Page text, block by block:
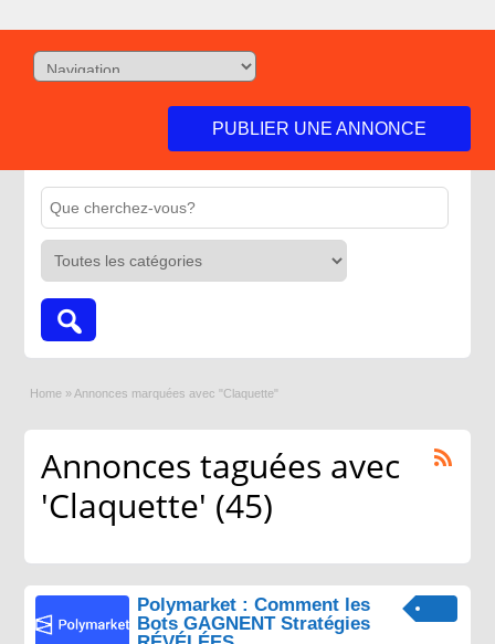
PUBLIER UNE ANNONCE
Home » Annonces marquées avec "Claquette"
Annonces taguées avec
'Claquette' (45)
Polymarket : Comment les
Bots GAGNENT Stratégies